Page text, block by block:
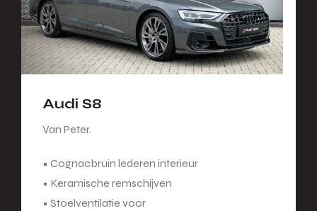
Audi S8
Van Peter.
• Cognacbruin lederen interieur
• Keramische remschijven
• Stoelventilatie voor